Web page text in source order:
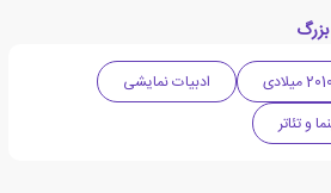
ادبیات نمایشی
و تئاتر